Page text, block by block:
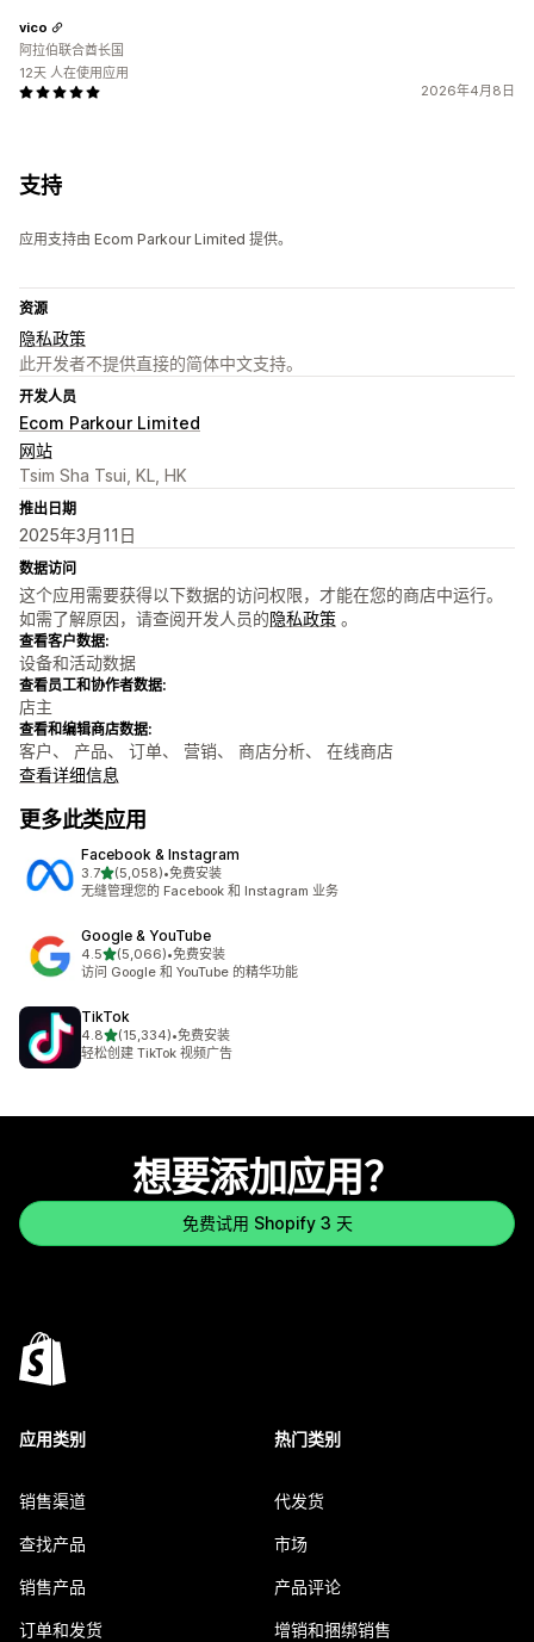
2026年4月8日
vico
阿拉伯联合酋长国
12天 人在使用应用
支持
应用支持由 Ecom Parkour Limited 提供。
资源
隐私政策
此开发者不提供直接的简体中文支持。
开发人员
Ecom Parkour Limited
网站
Tsim Sha Tsui, KL, HK
推出日期
2025年3月11日
数据访问
这个应用需要获得以下数据的访问权限，才能在您的商店中运行。
如需了解原因，请查阅开发人员的隐私政策 。
查看客户数据:
设备和活动数据
查看员工和协作者数据:
店主
查看和编辑商店数据:
客户、 产品、 订单、 营销、 商店分析、 在线商店
查看详细信息
更多此类应用
Facebook & Instagram
3.7星（满分 5 星）
(5,058)
总共 5058 条评论
•免费安装
无缝管理您的 Facebook 和 Instagram 业务
Google & YouTube
4.5星（满分 5 星）
(5,066)
总共 5066 条评论
•免费安装
访问 Google 和 YouTube 的精华功能
TikTok
4.8星（满分 5 星）
(15,334)
总共 15334 条评论
•免费安装
轻松创建 TikTok 视频广告
想要添加应用？
免费试用 Shopify 3 天
应用类别
销售渠道
查找产品
销售产品
订单和发货
热门类别
代发货
市场
产品评论
增销和捆绑销售